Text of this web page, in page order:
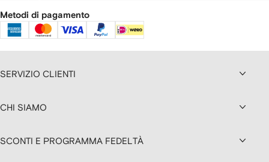
Metodi di pagamento
SERVIZIO CLIENTI
CHI SIAMO
SCONTI E PROGRAMMA FEDELTÀ